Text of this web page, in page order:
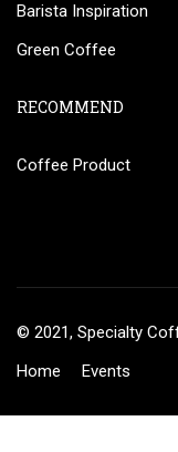
Barista Inspiration
Green Coffee
RECOMMEND
Coffee Product
© 2021, Specialty
Home
Events